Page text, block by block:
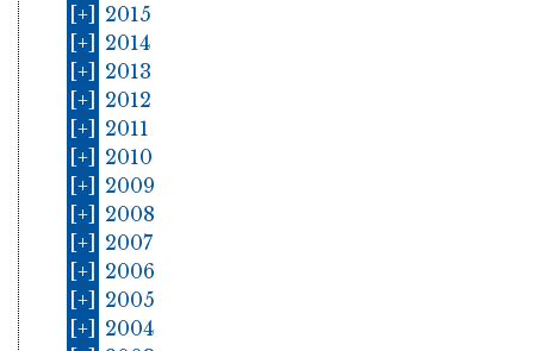
[+]
2015
[+]
2014
[+]
2013
[+]
2012
[+]
2011
[+]
2010
[+]
2009
[+]
2008
[+]
2007
[+]
2006
[+]
2005
[+]
2004